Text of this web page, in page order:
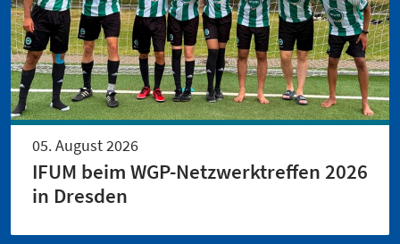
05. August 2026
IFUM beim WGP-Netzwerktreffen 2026
in Dresden